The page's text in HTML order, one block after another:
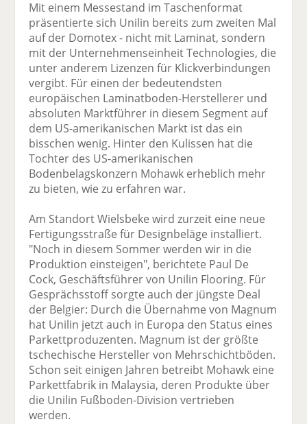
Mit einem Messestand im Taschenformat
präsentierte sich Unilin bereits zum zweiten Mal
auf der Domotex - nicht mit Laminat, sondern
mit der Unternehmenseinheit Technologies, die
unter anderem Lizenzen für Klickverbindungen
vergibt. Für einen der bedeutendsten
europäischen Laminatboden-Herstellerer und
absoluten Marktführer in diesem Segment auf
dem US-amerikanischen Markt ist das ein
bisschen wenig. Hinter den Kulissen hat die
Tochter des US-amerikanischen
Bodenbelagskonzern Mohawk erheblich mehr
zu bieten, wie zu erfahren war.
Am Standort Wielsbeke wird zurzeit eine neue
Fertigungsstraße für Designbeläge installiert.
"Noch in diesem Sommer werden wir in die
Produktion einsteigen", berichtete Paul De
Cock, Geschäftsführer von Unilin Flooring. Für
Gesprächsstoff sorgte auch der jüngste Deal
der Belgier: Durch die Übernahme von Magnum
hat Unilin jetzt auch in Europa den Status eines
Parkettproduzenten. Magnum ist der größte
tschechische Hersteller von Mehrschichtböden.
Schon seit einigen Jahren betreibt Mohawk eine
Parkettfabrik in Malaysia, deren Produkte über
die Unilin Fußboden-Division vertrieben
werden.